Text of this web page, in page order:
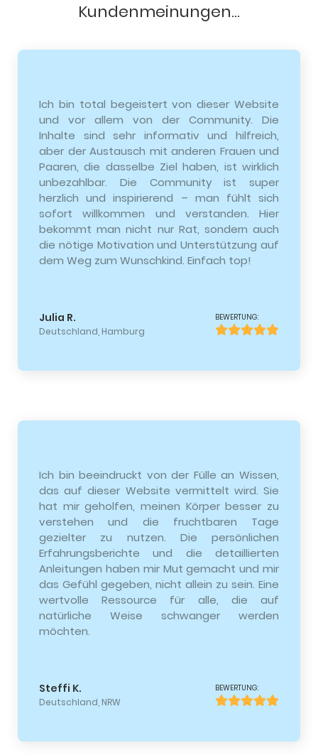
Kundenmeinungen...
Ich bin total begeistert von dieser Website
und vor allem von der Community. Die
Inhalte sind sehr informativ und hilfreich,
aber der Austausch mit anderen Frauen und
Paaren, die dasselbe Ziel haben, ist wirklich
unbezahlbar. Die Community ist super
herzlich und inspirierend – man fühlt sich
sofort willkommen und verstanden. Hier
bekommt man nicht nur Rat, sondern auch
die nötige Motivation und Unterstützung auf
dem Weg zum Wunschkind. Einfach top!
Julia R.
Deutschland, Hamburg
BEWERTUNG:
Ich bin beeindruckt von der Fülle an Wissen,
das auf dieser Website vermittelt wird. Sie
hat mir geholfen, meinen Körper besser zu
verstehen und die fruchtbaren Tage
gezielter zu nutzen. Die persönlichen
Erfahrungsberichte und die detaillierten
Anleitungen haben mir Mut gemacht und mir
das Gefühl gegeben, nicht allein zu sein. Eine
wertvolle Ressource für alle, die auf
natürliche Weise schwanger werden
möchten.
Steffi K.
Deutschland, NRW
BEWERTUNG: